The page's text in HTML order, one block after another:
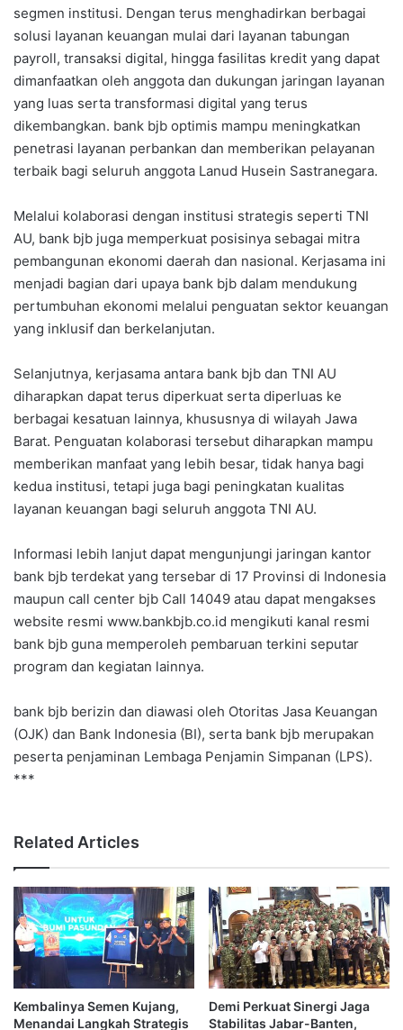
segmen institusi. Dengan terus menghadirkan berbagai
solusi layanan keuangan mulai dari layanan tabungan
payroll, transaksi digital, hingga fasilitas kredit yang dapat
dimanfaatkan oleh anggota dan dukungan jaringan layanan
yang luas serta transformasi digital yang terus
dikembangkan. bank bjb optimis mampu meningkatkan
penetrasi layanan perbankan dan memberikan pelayanan
terbaik bagi seluruh anggota Lanud Husein Sastranegara.
Melalui kolaborasi dengan institusi strategis seperti TNI
AU, bank bjb juga memperkuat posisinya sebagai mitra
pembangunan ekonomi daerah dan nasional. Kerjasama ini
menjadi bagian dari upaya bank bjb dalam mendukung
pertumbuhan ekonomi melalui penguatan sektor keuangan
yang inklusif dan berkelanjutan.
Selanjutnya, kerjasama antara bank bjb dan TNI AU
diharapkan dapat terus diperkuat serta diperluas ke
berbagai kesatuan lainnya, khususnya di wilayah Jawa
Barat. Penguatan kolaborasi tersebut diharapkan mampu
memberikan manfaat yang lebih besar, tidak hanya bagi
kedua institusi, tetapi juga bagi peningkatan kualitas
layanan keuangan bagi seluruh anggota TNI AU.
Informasi lebih lanjut dapat mengunjungi jaringan kantor
bank bjb terdekat yang tersebar di 17 Provinsi di Indonesia
maupun call center bjb Call 14049 atau dapat mengakses
website resmi www.bankbjb.co.id mengikuti kanal resmi
bank bjb guna memperoleh pembaruan terkini seputar
program dan kegiatan lainnya.
bank bjb berizin dan diawasi oleh Otoritas Jasa Keuangan
(OJK) dan Bank Indonesia (BI), serta bank bjb merupakan
peserta penjaminan Lembaga Penjamin Simpanan (LPS).
***
Related Articles
Kembalinya Semen Kujang,
Menandai Langkah Strategis
Demi Perkuat Sinergi Jaga
Stabilitas Jabar-Banten,